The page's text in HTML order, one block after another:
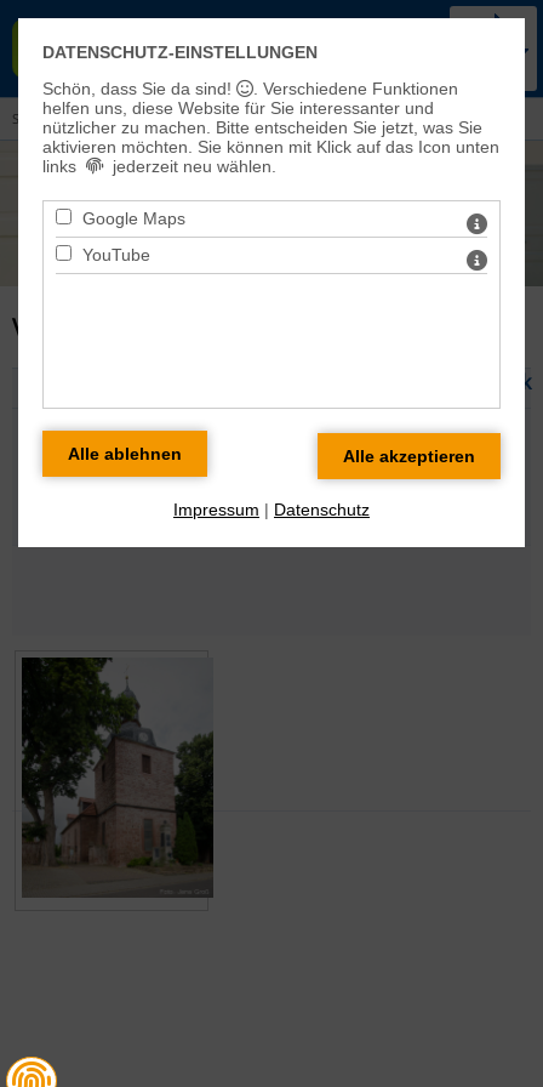
HAUSEN-SONDERSHAUSEN
Sie sind hier:Veranstaltungen und Aktuelles> Veranstaltungen
VERANSTALTUNG DETAILS
zurück
Samstag 29.08.2026 13:30 Uhr
Veranstaltungsort: Ichstedt St. Wigberti-Kirche
Rubrik: Gottesdienste
DATENSCHUTZ-EINSTELLUNGEN
Schön, dass Sie da sind!
. Verschiedene Funktionen
helfen uns, diese Website für Sie interessanter und
nützlicher zu machen.
Bitte entscheiden Sie jetzt, was Sie
aktivieren möchten. Sie können mit Klick auf das Icon unten
links
jederzeit neu wählen.
Google Maps
YouTube
Impressum | Datenschutz